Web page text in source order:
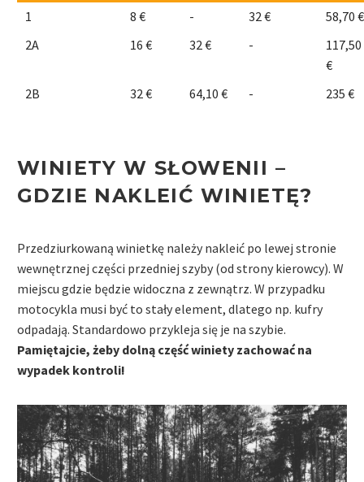
1 8 € - 32 €
58,70 €
2A
16 € 32 € -
117,50
€
2B
32 € 64,10 € - 235 €
WINIETY W SŁOWENII –
GDZIE NAKLEIĆ WINIETĘ?
Przedziurkowaną winietkę należy nakleić po lewej stronie
wewnętrznej części przedniej szyby (od strony kierowcy). W
miejscu gdzie będzie widoczna z zewnątrz. W przypadku
motocykla musi być to stały element, dlatego np. kufry
odpadają. Standardowo przykleja się je na szybie.
Pamiętajcie, żeby dolną część winiety zachować na
wypadek kontroli!